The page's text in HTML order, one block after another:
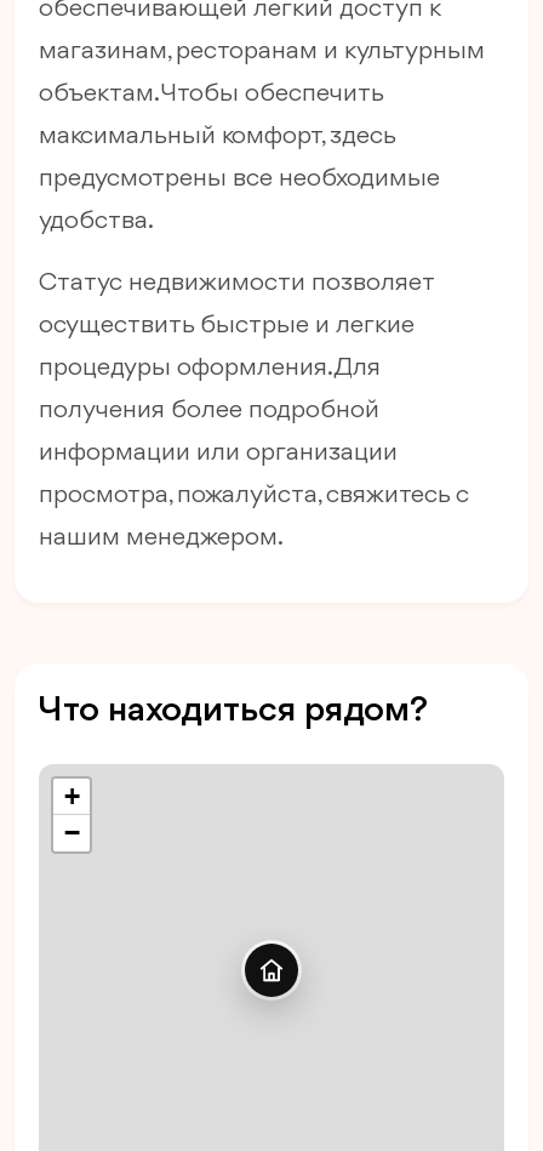
обеспечивающей легкий доступ к
магазинам, ресторанам и культурным
объектам. Чтобы обеспечить
максимальный комфорт, здесь
предусмотрены все необходимые
удобства.
Статус недвижимости позволяет
осуществить быстрые и легкие
процедуры оформления. Для
получения более подробной
информации или организации
просмотра, пожалуйста, свяжитесь с
нашим менеджером.
Что находиться рядом?
+
−